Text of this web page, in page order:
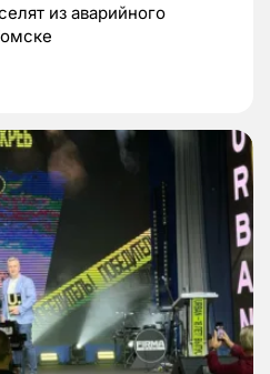
из аварийного